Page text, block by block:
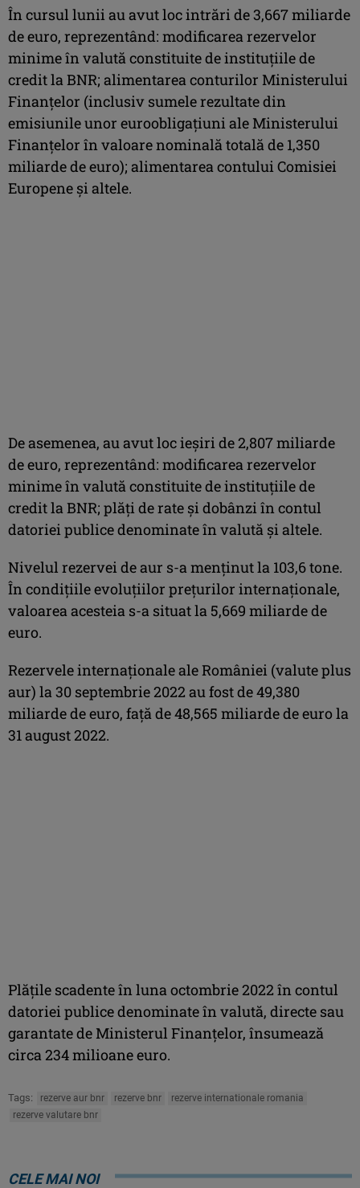
În cursul lunii au avut loc intrări de 3,667 miliarde
de euro, reprezentând: modificarea rezervelor
minime în valută constituite de instituţiile de
credit la BNR; alimentarea conturilor Ministerului
Finanţelor (inclusiv sumele rezultate din
emisiunile unor euroobligaţiuni ale Ministerului
Finanţelor în valoare nominală totală de 1,350
miliarde de euro); alimentarea contului Comisiei
Europene şi altele.
De asemenea, au avut loc ieşiri de 2,807 miliarde
de euro, reprezentând: modificarea rezervelor
minime în valută constituite de instituţiile de
credit la BNR; plăţi de rate şi dobânzi în contul
datoriei publice denominate în valută şi altele.
Nivelul rezervei de aur s-a menţinut la 103,6 tone.
În condiţiile evoluţiilor preţurilor internaţionale,
valoarea acesteia s-a situat la 5,669 miliarde de
euro.
Rezervele internaţionale ale României (valute plus
aur) la 30 septembrie 2022 au fost de 49,380
miliarde de euro, faţă de 48,565 miliarde de euro la
31 august 2022.
Plăţile scadente în luna octombrie 2022 în contul
datoriei publice denominate în valută, directe sau
garantate de Ministerul Finanţelor, însumează
circa 234 milioane euro.
Tags: rezerve aur bnr rezerve bnr
rezerve internationale romania
rezerve valutare bnr
CELE MAI NOI